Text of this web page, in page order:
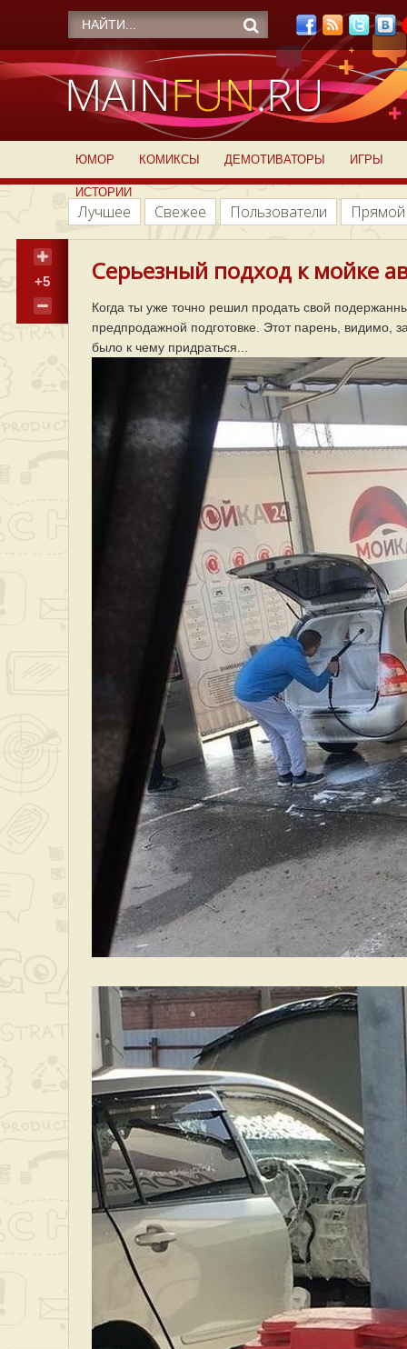
ЮМОР КОМИКСЫ ДЕМОТИВАТОРЫ ИГРЫ
ИСТОРИИ
Лучшее Свежее Пользователи
+5 Серьезный подход к мойке
Когда ты уже точно решил продать свой
предпродажной подготовке. Этот парень, видимо,
было к чему придраться...